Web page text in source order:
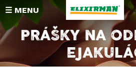
☰ MENU
Hodnotenia
PRÁŠKY NA